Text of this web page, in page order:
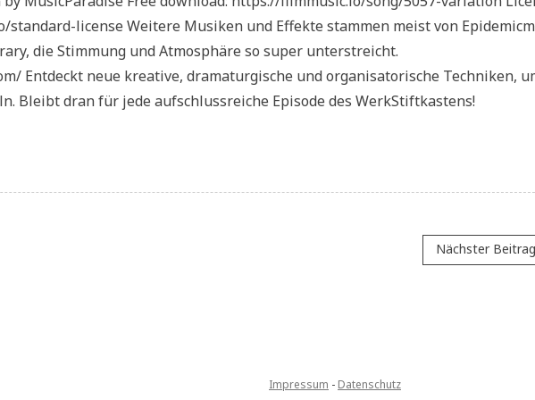
standard-license Weitere Musiken und Effekte stammen meist von
die Stimmung und Atmosphäre so super unterstreicht.
Entdeckt neue kreative, dramaturgische und organisatorische Techniken,
Bleibt dran für jede aufschlussreiche Episode des WerkStiftkastens!
Nächster Beitrag
Impressum - Datenschutz